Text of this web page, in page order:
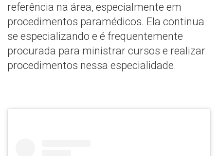
referência na área, especialmente em
procedimentos paramédicos. Ela continua
se especializando e é frequentemente
procurada para ministrar cursos e realizar
procedimentos nessa especialidade.